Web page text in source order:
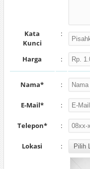
Kata
Kunci
:
Harga :
Nama* :
E-Mail* :
Telepon* :
Lokasi :